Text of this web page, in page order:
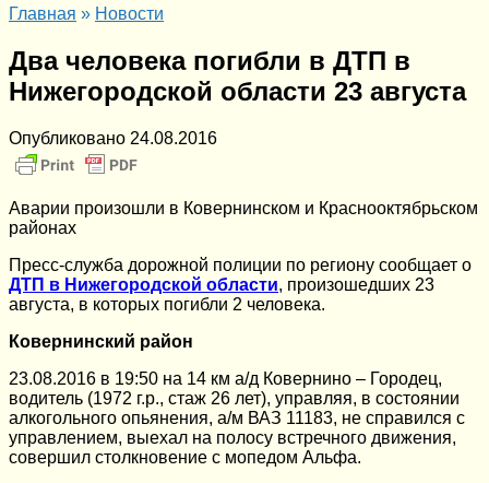
Главная » Новости
Два человека погибли в ДТП в
Нижегородской области 23 августа
Опубликовано 24.08.2016
Аварии произошли в Ковернинском и Краснооктябрьском
районах
Пресс-служба дорожной полиции по региону сообщает о
ДТП в Нижегородской области, произошедших 23
августа, в которых погибли 2 человека.
Ковернинский район
23.08.2016 в 19:50 на 14 км а/д Ковернино – Городец,
водитель (1972 г.р., стаж 26 лет), управляя, в состоянии
алкогольного опьянения, а/м ВАЗ 11183, не справился с
управлением, выехал на полосу встречного движения,
совершил столкновение с мопедом Альфа.